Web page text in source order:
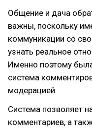
Общение и дача
важны, поскольку
коммуникации со
узнать реальное
Именно поэтому
система
модерацией.
Система позволяет
комментариев, а